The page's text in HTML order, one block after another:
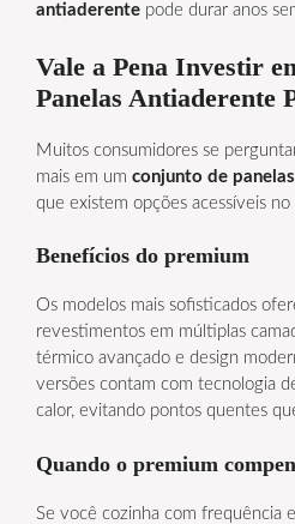
antiaderente pode durar anos
Vale a Pena Investir
Panelas Antiaderente
Muitos consumidores se
mais em um conjunto de
que existem opções acessíveis no
Benefícios do premium
Os modelos mais sofisticados
revestimentos em múltiplas
térmico avançado e design
versões contam com tecnologia
calor, evitando pontos quentes
Quando o premium
Se você cozinha com frequência